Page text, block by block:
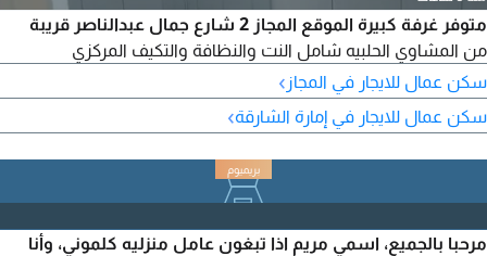
متوفر غرفة كبيرة الموقع المجاز 2 شارع جمال عبدالناصر قريبة
من المشاوي الحلبيه شامل النت والنظافة والتكيف المركزي
سكن عمال للايجار في المجاز ›
سكن عمال للايجار في إمارة الشارقة›
مرحبا بالجميع، اسمي مريم اذا تبغون عامل منزليه كلموني، وأنا